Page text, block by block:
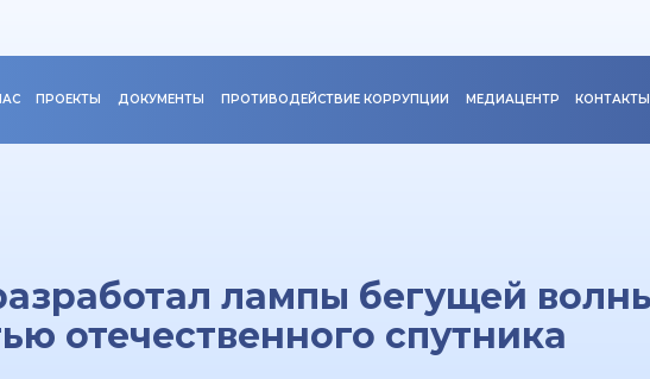
ПРОЕКТЫ ДОКУМЕНТЫ ПРОТИВОДЕЙСТВИЕ КОРРУПЦИИ МЕДИАЦЕНТР КОНТАКТЫ
лампы бегущей
отечественного спутника